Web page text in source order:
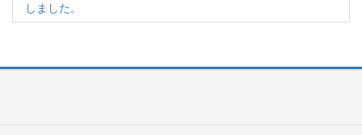
しました。